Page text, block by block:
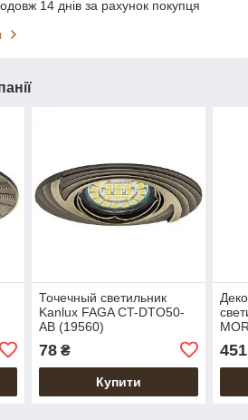
14 днів за рахунок покупця
Точечный светильник
Kanlux FAGA CT-DTO50-
AB (19560)
78₴
Купити
451